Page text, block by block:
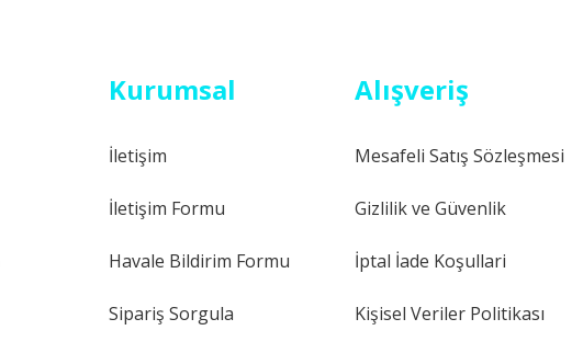
Kurumsal
İletişim
İletişim Formu
Havale Bildirim Formu
Sipariş Sorgula
Alışveriş
Mesafeli Satış Sözleşmesi
Gizlilik ve Güvenlik
İptal İade Koşullari
Kişisel Veriler Politikası